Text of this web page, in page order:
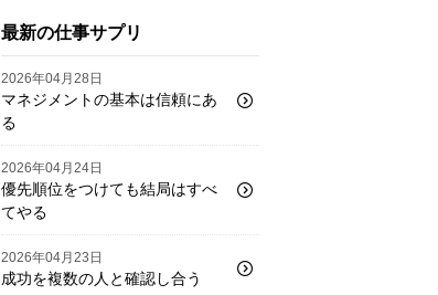
最新の仕事サプリ
2026年04月28日
マネジメントの基本は信頼にあ
る
2026年04月24日
優先順位をつけても結局はすべ
てやる
2026年04月23日
成功を複数の人と確認し合う